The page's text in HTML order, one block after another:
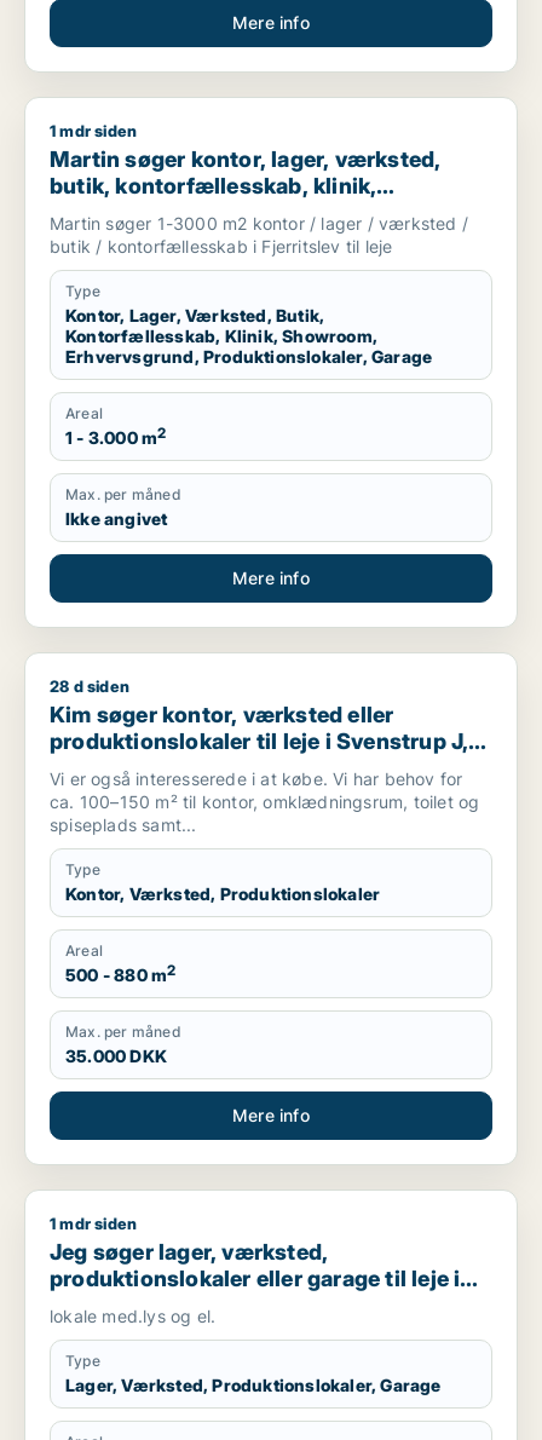
Mere info
Martin søger kontor, lager, værksted, butik,
1 mdr siden
Martin søger kontor, lager, værksted,
butik, kontorfællesskab, klinik,
showroom, erhvervsgrund,
produktionslokaler eller garage til leje i
Fjerritslev
Martin søger 1-3000 m2 kontor / lager / værksted /
butik / kontorfællesskab i Fjerritslev til leje
Type
Kontor, Lager, Værksted, Butik,
Kontorfællesskab, Klinik, Showroom,
Erhvervsgrund, Produktionslokaler, Garage
Areal
1 - 3.000 m2
Max. per måned
Ikke angivet
Mere info
Kim søger kontor, værksted eller produktionslokaler til leje i
28 d siden
Kim søger kontor, værksted eller
produktionslokaler til leje i Svenstrup J,
Nibe eller Gistrup m.fl.
Vi er også interesserede i at købe. Vi har behov for
ca. 100–150 m² til kontor, omklædningsrum, toilet og
spiseplads samt...
Type
Kontor, Værksted, Produktionslokaler
Areal
500 - 880 m2
Max. per måned
35.000 DKK
Mere info
Jeg søger lager, værksted, produktionslokaler eller garage
1 mdr siden
Jeg søger lager, værksted,
produktionslokaler eller garage til leje i
Tjele, Fårup eller Mariagerfjord m.fl.
lokale med.lys og el.
Type
Lager, Værksted, Produktionslokaler, Garage